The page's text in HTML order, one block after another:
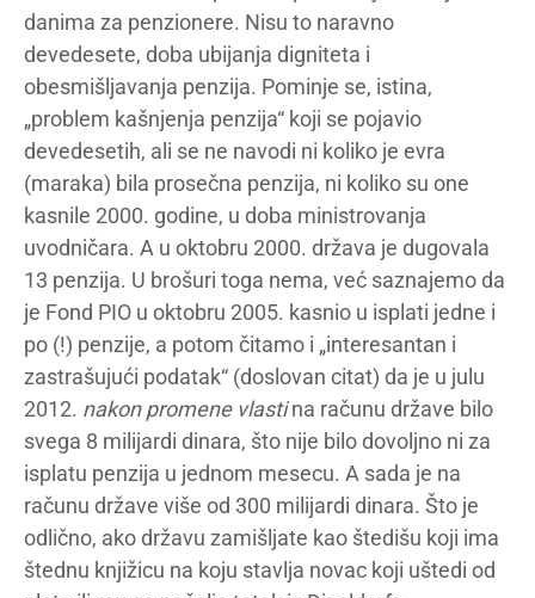
danima za penzionere. Nisu to naravno
devedesete, doba ubijanja digniteta i
obesmišljavanja penzija. Pominje se, istina,
„problem kašnjenja penzija“ koji se pojavio
devedesetih, ali se ne navodi ni koliko je evra
(maraka) bila prosečna penzija, ni koliko su one
kasnile 2000. godine, u doba ministrovanja
uvodničara. A u oktobru 2000. država je dugovala
13 penzija. U brošuri toga nema, već saznajemo da
je Fond PIO u oktobru 2005. kasnio u isplati jedne i
po (!) penzije, a potom čitamo i „interesantan i
zastrašujući podatak“ (doslovan citat) da je u julu
2012. nakon promene vlastina računu države bilo
svega 8 milijardi dinara, što nije bilo dovoljno ni za
isplatu penzija u jednom mesecu. A sada je na
računu države više od 300 milijardi dinara. Što je
odlično, ako državu zamišljate kao štedišu koji ima
štednu knjižicu na koju stavlja novac koji uštedi od